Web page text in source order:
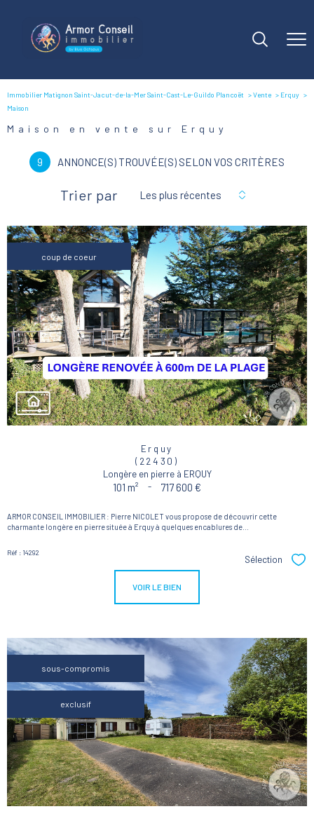
Immobilier Matignon Saint-Jacut-de-la-Mer Saint-Cast-Le-Guildo Plancoët Vente
Erquy
Maison
Maison en vente sur Erquy
9 ANNONCE(S) TROUVÉE(S) SELON VOS CRITÈRES
Trier par Les plus récentes
coup de coeur
Erquy
(22430)
Longère en pierre à ERQUY
101 m² - 717 600 €
ARMOR CONSEIL IMMOBILIER : Pierre NICOLET vous propose de découvrir cette
charmante longère en pierre située à Erquy à quelques encablures de...
Réf : 14292
Sélection
VOIR LE BIEN
sous-compromis
exclusif